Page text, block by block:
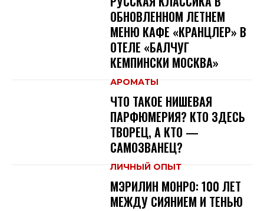
ОБНОВЛЕННОМ ЛЕТНЕМ
МЕНЮ КАФЕ «КРАНЦЛЕР» В
ОТЕЛЕ «БАЛЧУГ
КЕМПИНСКИ МОСКВА»
АРОМАТЫ
ЧТО ТАКОЕ НИШЕВАЯ
ПАРФЮМЕРИЯ? КТО ЗДЕСЬ
ТВОРЕЦ, А КТО —
САМОЗВАНЕЦ?
ЛИЧНЫЙ ОПЫТ
МЭРИЛИН МОНРО: 100 ЛЕТ
МЕЖДУ СИЯНИЕМ И ТЕНЬЮ